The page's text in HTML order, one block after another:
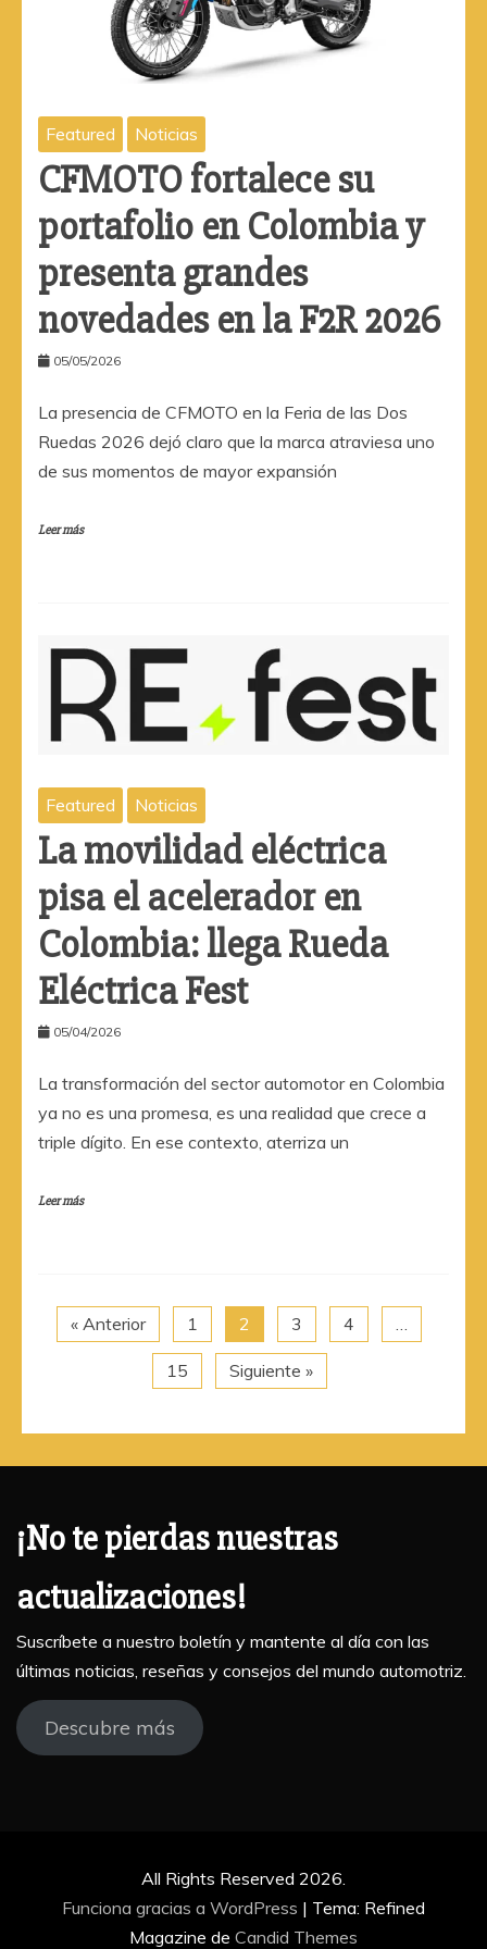
Featured Noticias
CFMOTO fortalece su
portafolio en Colombia y
presenta grandes
novedades en la F2R 2026
05/05/2026
La presencia de CFMOTO en la Feria de las Dos
Ruedas 2026 dejó claro que la marca atraviesa uno
de sus momentos de mayor expansión
Leer más
Featured Noticias
La movilidad eléctrica
pisa el acelerador en
Colombia: llega Rueda
Eléctrica Fest
05/04/2026
La transformación del sector automotor en Colombia
ya no es una promesa, es una realidad que crece a
triple dígito. En ese contexto, aterriza un
Leer más
« Anterior 1 2 3 4
15 Siguiente »
¡No te pierdas nuestras
actualizaciones!
Suscríbete a nuestro boletín y mantente al día con las
últimas noticias, reseñas y consejos del mundo automotriz.
Descubre más
All Rights Reserved 2026.
Funciona gracias a WordPress | Tema: Refined
Magazine de Candid Themes